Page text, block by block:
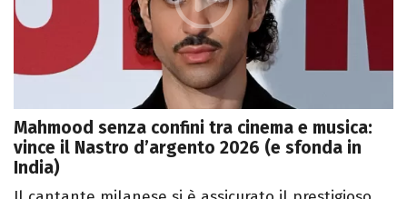
Mahmood senza confini tra cinema e musica:
vince il Nastro d’argento 2026 (e sfonda in
India)